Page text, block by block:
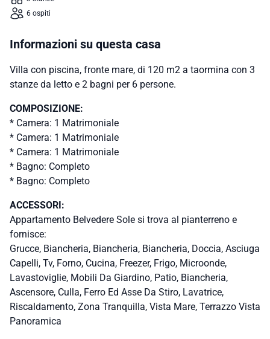
6 ospiti
Informazioni su questa casa
Villa con piscina, fronte mare, di 120 m2 a taormina con 3
stanze da letto e 2 bagni per 6 persone.
COMPOSIZIONE:
* Camera: 1 Matrimoniale
* Camera: 1 Matrimoniale
* Camera: 1 Matrimoniale
* Bagno: Completo
* Bagno: Completo
ACCESSORI:
Appartamento Belvedere Sole si trova al pianterreno e
fornisce:
Grucce, Biancheria, Biancheria, Biancheria, Doccia, Asciuga
Capelli, Tv, Forno, Cucina, Freezer, Frigo, Microonde,
Lavastoviglie, Mobili Da Giardino, Patio, Biancheria,
Ascensore, Culla, Ferro Ed Asse Da Stiro, Lavatrice,
Riscaldamento, Zona Tranquilla, Vista Mare, Terrazzo Vista
Panoramica